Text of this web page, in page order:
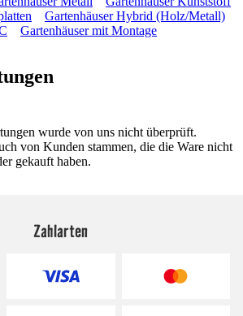
Gartenhäuser Hybrid (Holz/Metall)
Gartenhäuser mit Montage
wurde von uns nicht überprüft.
von Kunden stammen, die die Ware nicht
gekauft haben.
Zahlarten